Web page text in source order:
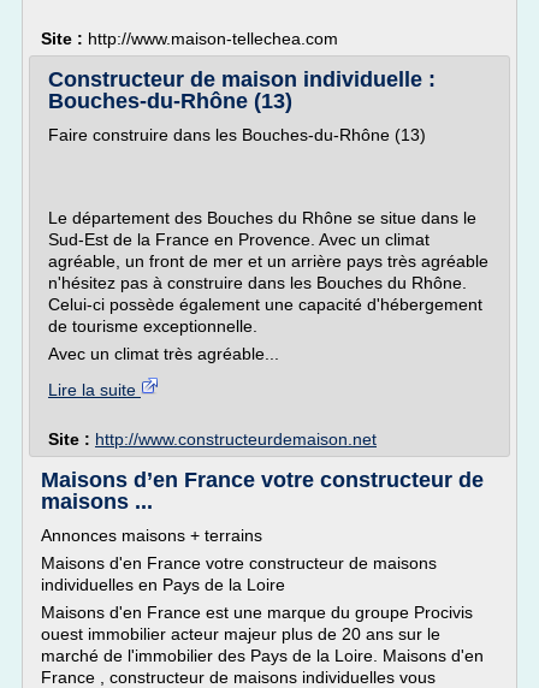
Site : http://www.maison-tellechea.com
Constructeur de maison individuelle :
Bouches-du-Rhône (13)
Faire construire dans les Bouches-du-Rhône (13)
Le département des Bouches du Rhône se situe dans le
Sud-Est de la France en Provence. Avec un climat
agréable, un front de mer et un arrière pays très agréable
n'hésitez pas à construire dans les Bouches du Rhône.
Celui-ci possède également une capacité d'hébergement
de tourisme exceptionnelle.
Avec un climat très agréable...
Lire la suite
Site : http://www.constructeurdemaison.net
Maisons d’en France votre constructeur de
maisons ...
Annonces maisons + terrains
Maisons d'en France votre constructeur de maisons
individuelles en Pays de la Loire
Maisons d'en France est une marque du groupe Procivis
ouest immobilier acteur majeur plus de 20 ans sur le
marché de l'immobilier des Pays de la Loire. Maisons d'en
France , constructeur de maisons individuelles vous